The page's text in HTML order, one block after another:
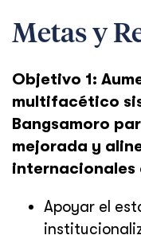
Metas y
Objetivo 1:
multifacético
Bangsamoro
mejorada y
internacionales
Apoyar el